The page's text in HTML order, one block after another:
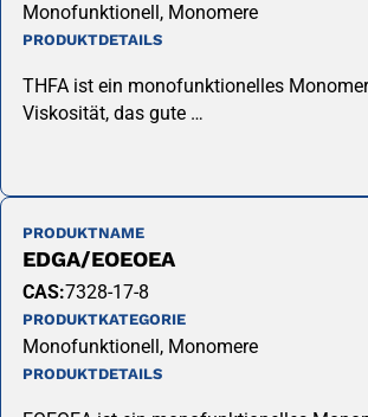
Monofunktionell, Monomere
PRODUKTDETAILS
THFA ist ein monofunktionelles
Viskosität, das gute …
PRODUKTNAME
EDGA/EOEOEA
CAS:7328-17-8
PRODUKTKATEGORIE
Monofunktionell, Monomere
PRODUKTDETAILS